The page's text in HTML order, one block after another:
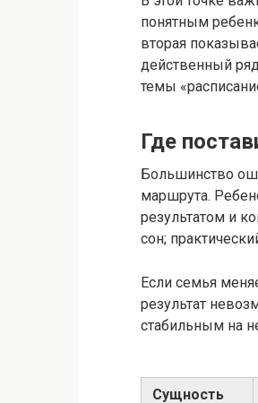
понятным
вторая
действенный
темы
Где
Большинство
маршрута.
результатом и
сон;
Если семья
результат
стабильным на
Сущность